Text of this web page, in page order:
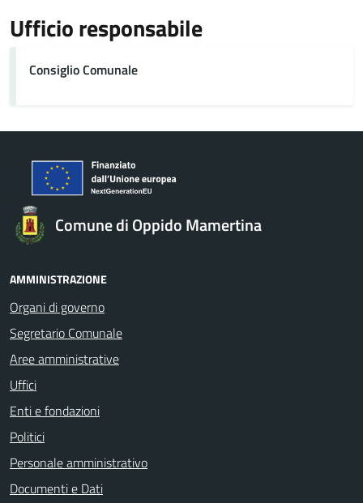
Ufficio responsabile
Consiglio Comunale
Comune di Oppido Mamertina
AMMINISTRAZIONE
Organi di governo
Segretario Comunale
Aree amministrative
Uffici
Enti e fondazioni
Politici
Personale amministrativo
Documenti e Dati